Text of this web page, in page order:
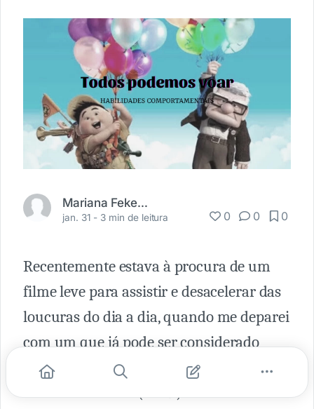
Mariana Fekete Oshima
jan. 31 - 3 min de leitura 0 0 0
Recentemente estava à procura de um
filme leve para assistir e desacelerar das
loucuras do dia a dia, quando me deparei
com um que já pode ser considerado
clássico das animações da Pixar:
Up -
Altas Aventuras(2009). Não tive